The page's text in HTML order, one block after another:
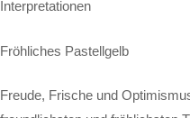
Interpretationen
Fröhliches Pastellgelb
Freude, Frische und